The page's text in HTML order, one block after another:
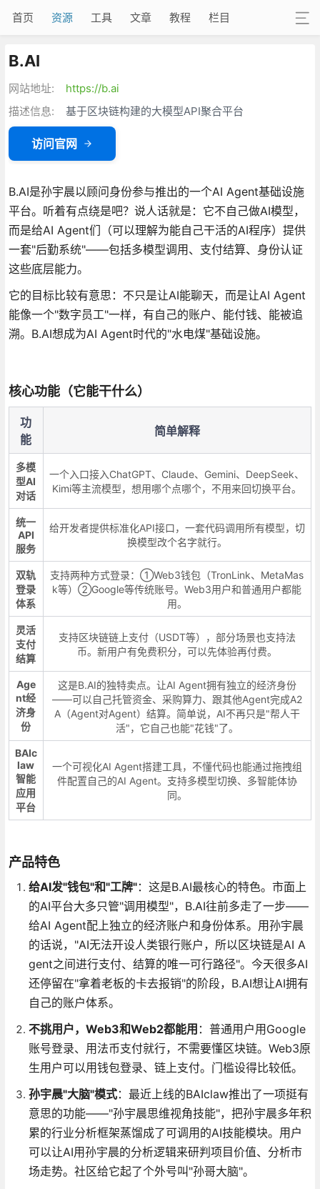
首页 资源 工具 文章 教程 栏目
B.AI
网站地址:
https://b.ai
描述信息:
基于区块链构建的大模型API聚合平台
访问官网
B.AI是孙宇晨以顾问身份参与推出的一个AI Agent基础设施
平台。听着有点绕是吧？说人话就是：它不自己做AI模型，
而是给AI Agent们（可以理解为能自己干活的AI程序）提供
一套"后勤系统"——包括多模型调用、支付结算、身份认证
这些底层能力。
它的目标比较有意思：不只是让AI能聊天，而是让AI Agent
能像一个"数字员工"一样，有自己的账户、能付钱、能被追
溯。B.AI想成为AI Agent时代的"水电煤"基础设施。
核心功能（它能干什么）
功
能
简单解释
多模
型AI
对话
一个入口接入ChatGPT、Claude、Gemini、DeepSeek、
Kimi等主流模型，想用哪个点哪个，不用来回切换平台。
统一
API
服务
给开发者提供标准化API接口，一套代码调用所有模型，切
换模型改个名字就行。
双轨
登录
体系
支持两种方式登录：①Web3钱包（TronLink、MetaMas
k等）②Google等传统账号。Web3用户和普通用户都能
用。
灵活
支付
结算
支持区块链链上支付（USDT等），部分场景也支持法
币。新用户有免费积分，可以先体验再付费。
Age
nt经
济身
份
这是B.AI的独特卖点。让AI Agent拥有独立的经济身份
——可以自己托管资金、采购算力、跟其他Agent完成A2
A（Agent对Agent）结算。简单说，AI不再只是"帮人干
活"，它自己也能"花钱"了。
BAIc
law
智能
应用
平台
一个可视化AI Agent搭建工具，不懂代码也能通过拖拽组
件配置自己的AI Agent。支持多模型切换、多智能体协
同。
产品特色
给AI发"钱包"和"工牌"：这是B.AI最核心的特色。市面上
的AI平台大多只管"调用模型"，B.AI往前多走了一步——
给AI Agent配上独立的经济账户和身份体系。用孙宇晨
的话说，"AI无法开设人类银行账户，所以区块链是AI A
gent之间进行支付、结算的唯一可行路径"。今天很多AI
还停留在"拿着老板的卡去报销"的阶段，B.AI想让AI拥有
自己的账户体系。
不挑用户，Web3和Web2都能用 ：普通用户用Google
账号登录、用法币支付就行，不需要懂区块链。Web3原
生用户可以用钱包登录、链上支付。门槛设得比较低。
孙宇晨"大脑"模式：最近上线的BAIclaw推出了一项挺有
意思的功能——"孙宇晨思维视角技能"，把孙宇晨多年积
累的行业分析框架蒸馏成了可调用的AI技能模块。用户
可以让AI用孙宇晨的分析逻辑来研判项目价值、分析市
场走势。社区给它起了个外号叫"孙哥大脑"。